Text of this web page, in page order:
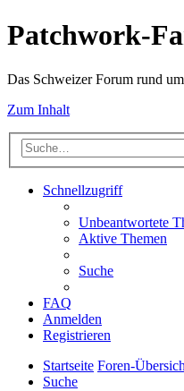
Patchwork-
Das Schweizer Forum rund
Zum Inhalt
Schnellzugriff
Unbeantwortete
Aktive Themen
Suche
FAQ
Anmelden
Registrieren
Startseite Foren-
Suche